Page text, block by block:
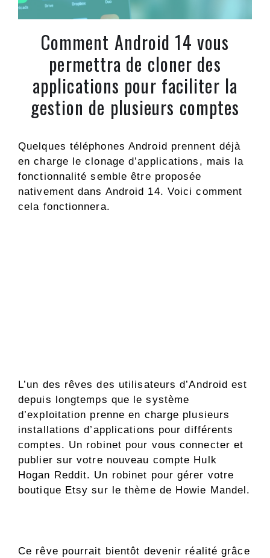
Comment Android 14 vous
permettra de cloner des
applications pour faciliter la
gestion de plusieurs comptes
Quelques téléphones Android prennent déjà
en charge le clonage d’applications, mais la
fonctionnalité semble être proposée
nativement dans Android 14. Voici comment
cela fonctionnera.
L’un des rêves des utilisateurs d’Android est
depuis longtemps que le système
d’exploitation prenne en charge plusieurs
installations d’applications pour différents
comptes. Un robinet pour vous connecter et
publier sur votre nouveau compte Hulk
Hogan Reddit. Un robinet pour gérer votre
boutique Etsy sur le thème de Howie Mandel.
Ce rêve pourrait bientôt devenir réalité grâce